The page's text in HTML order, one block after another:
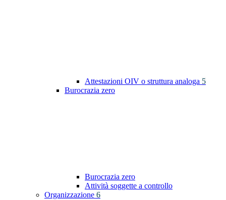
Attestazioni OIV o struttura analoga 5
Burocrazia zero
Burocrazia zero
Attività soggette a controllo
Organizzazione 6